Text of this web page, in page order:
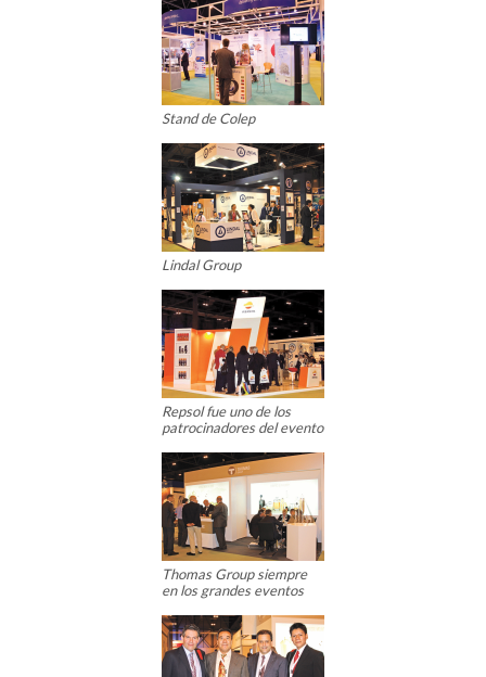
Stand de Colep
Lindal Group
Repsol fue uno de los
patrocinadores del evento
Thomas Group siempre
en los grandes eventos